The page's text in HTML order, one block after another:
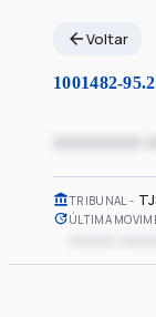
Voltar
1001482-
xxxxxxxx
TRIBUNAL
ÚLTIMA